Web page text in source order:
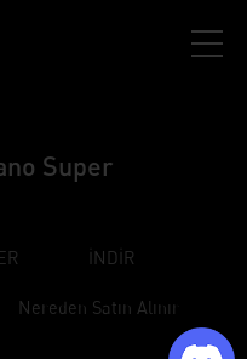
Super
İNDİR
Nereden Satın Alınır